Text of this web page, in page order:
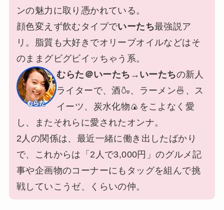
ンの魅力に取り憑かれている。
顔色変えず飲むタイプでいーたち最強説ア
リ。脂質も大好きでオリーブオイルなどはそ
のままグビグビイッちゃう系。
むらた＠いーたち → いーたちの新人
ライターで、酒🍶、ラーメン🍜、ス
イーツ、炭水化物🍙をこよなく愛
し、またそれらに愛されたオンナ。
2人の関係は、最近一緒に働き出したばかり
で、これからは「2人で3,000円」のグルメ記
事や企画物のコーナーにもタッグを組んで挑
戦していこうゼ、くらいの仲。